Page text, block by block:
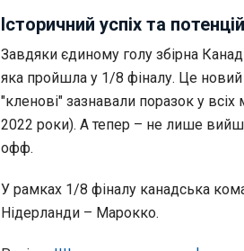
Історичний успіх та
Завдяки єдиному голу збірна
яка пройшла у 1/8 фіналу. Це новий
"кленові" зазнавали поразок у всіх
2022 роки). А тепер – не лише
офф.
У рамках 1/8 фіналу канадська
Нідерланди – Марокко.